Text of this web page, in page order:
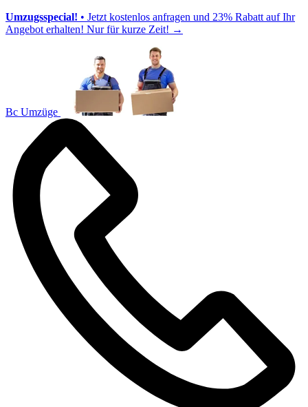
Umzugsspecial! • Jetzt kostenlos anfragen und 23% Rabatt auf Ihr
Angebot erhalten! Nur für kurze Zeit! →
Bc Umzüge